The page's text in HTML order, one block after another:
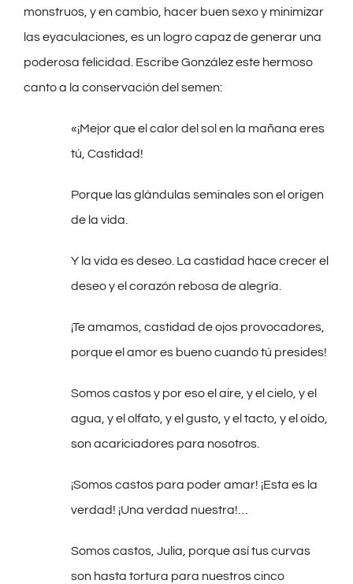
monstruos, y en cambio, hacer buen sexo y minimizar
las eyaculaciones, es un logro capaz de generar una
poderosa felicidad. Escribe González este hermoso
canto a la conservación del semen:
«¡Mejor que el calor del sol en la mañana eres
tú, Castidad!
Porque las glándulas seminales son el origen
de la vida.
Y la vida es deseo. La castidad hace crecer el
deseo y el corazón rebosa de alegría.
¡Te amamos, castidad de ojos provocadores,
porque el amor es bueno cuando tú presides!
Somos castos y por eso el aire, y el cielo, y el
agua, y el olfato, y el gusto, y el tacto, y el oído,
son acariciadores para nosotros.
¡Somos castos para poder amar! ¡Esta es la
verdad! ¡Una verdad nuestra!…
Somos castos, Julia, porque así tus curvas
son hasta tortura para nuestros cinco